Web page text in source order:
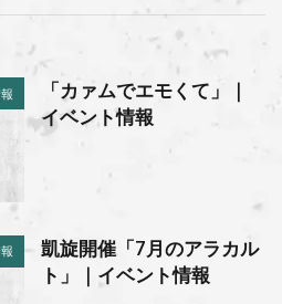
「カァムでエモくて」｜
イベント情報
凱旋開催「7月のアラカル
ト」｜イベント情報